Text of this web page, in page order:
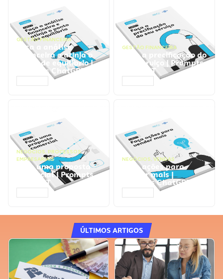
GESTÃO FINANCEIRA
Faça a análise
financeira e atinja o
ponto de equilíbrio |
Prompts ChatGPT
GESTÃO FINANCEIRA
Faça a precificação do
seu serviço | Prompts
ChatGPT
NEGÓCIOS, PROCESSOS
EMPRESARIAIS
Faça uma proposta
comercial | Prompts
ChatGPT
NEGÓCIOS, VENDAS
Faça ações para
vender mais |
Prompts ChatGPT
ÚLTIMOS ARTIGOS